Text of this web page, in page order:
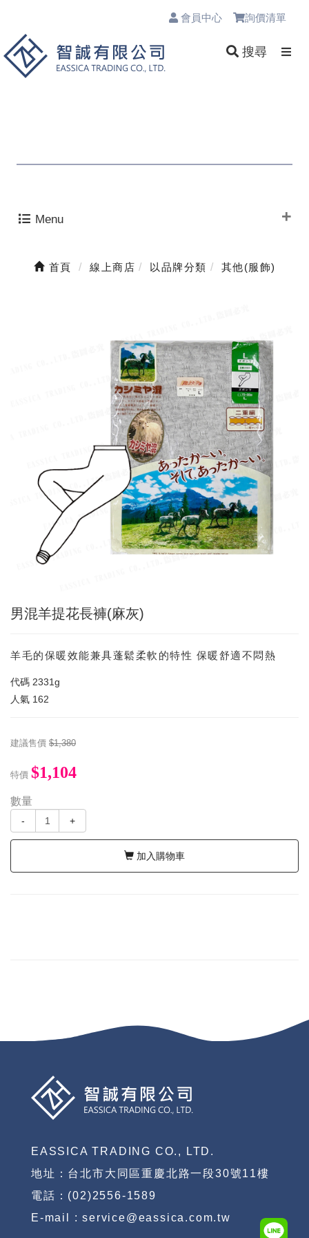
會員中心 詢價清單
搜尋
Menu
首頁 線上商店 以品牌分類 其他(服飾)
男混羊提花長褲(麻灰)
羊毛的保暖效能兼具蓬鬆柔軟的特性 保暖舒適不悶熱
代碼 2331g
人氣 162
建議售價 $1,380
特價 $1,104
數量
- +
加入購物車
EASSICA TRADING CO., LTD.
地址：台北市大同區重慶北路一段30號11樓
電話：(02)2556-1589
E-mail : service@eassica.com.tw